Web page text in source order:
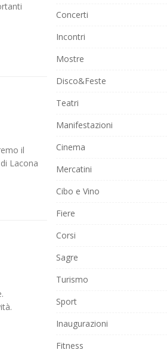
il
Lacona
Concerti
Incontri
Mostre
Disco&Feste
Teatri
Manifestazioni
Cinema
Mercatini
Cibo e Vino
Fiere
Corsi
Sagre
Turismo
Sport
Inaugurazioni
Fitness